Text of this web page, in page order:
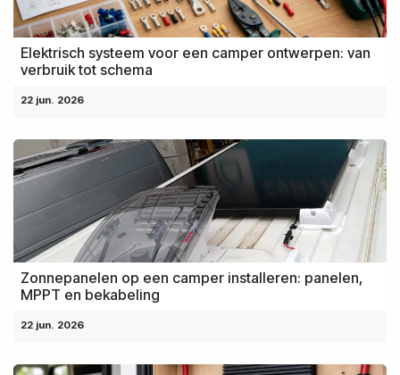
Elektrisch systeem voor een camper ontwerpen: van
verbruik tot schema
22 jun. 2026
Zonnepanelen op een camper installeren: panelen,
MPPT en bekabeling
22 jun. 2026